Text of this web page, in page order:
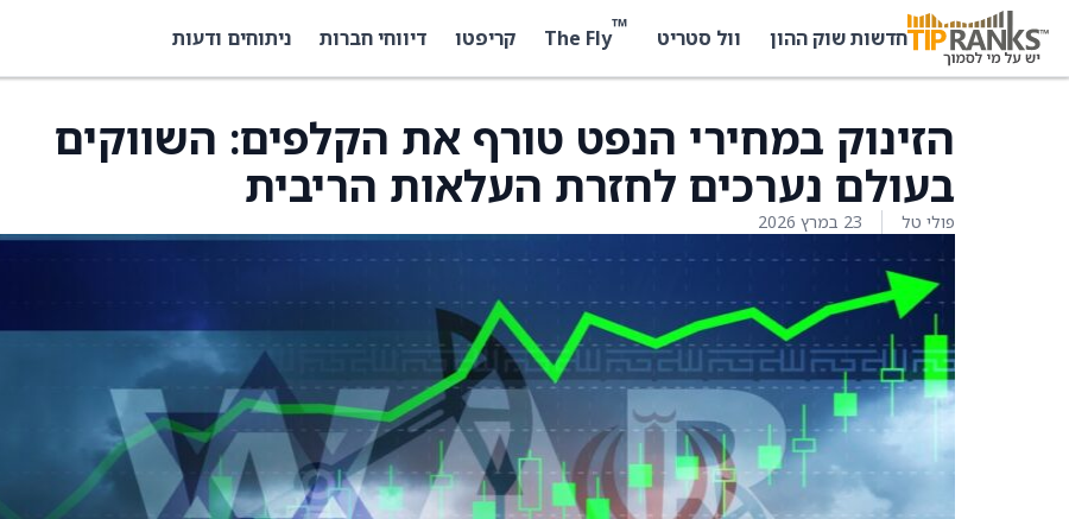
חדשות שוק ההון וול סטריט ™
The Fly קריפטו דיווחי חברות ניתוחים ודעות
הזינוק במחירי הנפט טורף את הקלפים: השווקים
בעולם נערכים לחזרת העלאות הריבית
פולי טל 23 במרץ 2026